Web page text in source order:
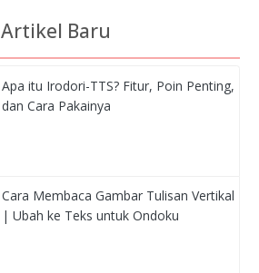
Artikel Baru
Apa itu Irodori-TTS? Fitur, Poin Penting,
dan Cara Pakainya
Cara Membaca Gambar Tulisan Vertikal
| Ubah ke Teks untuk Ondoku